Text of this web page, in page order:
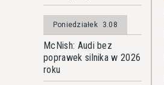
Poniedziałek 3.08
McNish: Audi bez
poprawek silnika w 2026
roku